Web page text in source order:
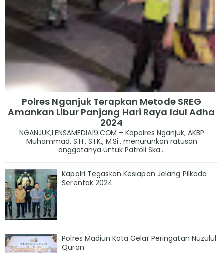
Polres Nganjuk Terapkan Metode SREG
Amankan Libur Panjang Hari Raya Idul Adha
2024
NGANJUK,LENSAMEDIA19.COM – Kapolres Nganjuk, AKBP
Muhammad, S.H., S.I.K., M.Si., menurunkan ratusan
anggotanya untuk Patroli Ska...
Kapolri Tegaskan Kesiapan Jelang Pilkada
Serentak 2024
Polres Madiun Kota Gelar Peringatan Nuzulul
Quran